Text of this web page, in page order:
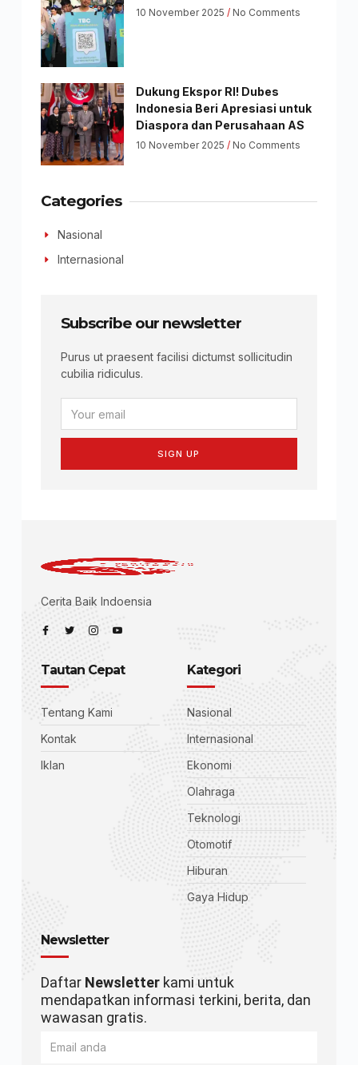
10 November 2025 No Comments
Dukung Ekspor RI! Dubes
Indonesia Beri Apresiasi untuk
Diaspora dan Perusahaan AS
10 November 2025 No Comments
Categories
Nasional
Internasional
Subscribe our newsletter
Purus ut praesent facilisi dictumst sollicitudin
cubilia ridiculus.
SIGN UP
Cerita Baik Indoensia
Tautan Cepat
Tentang Kami
Kontak
Iklan
Kategori
Nasional
Internasional
Ekonomi
Olahraga
Teknologi
Otomotif
Hiburan
Gaya Hidup
Newsletter
Daftar Newsletterkami untuk
mendapatkan informasi terkini, berita, dan
wawasan gratis.